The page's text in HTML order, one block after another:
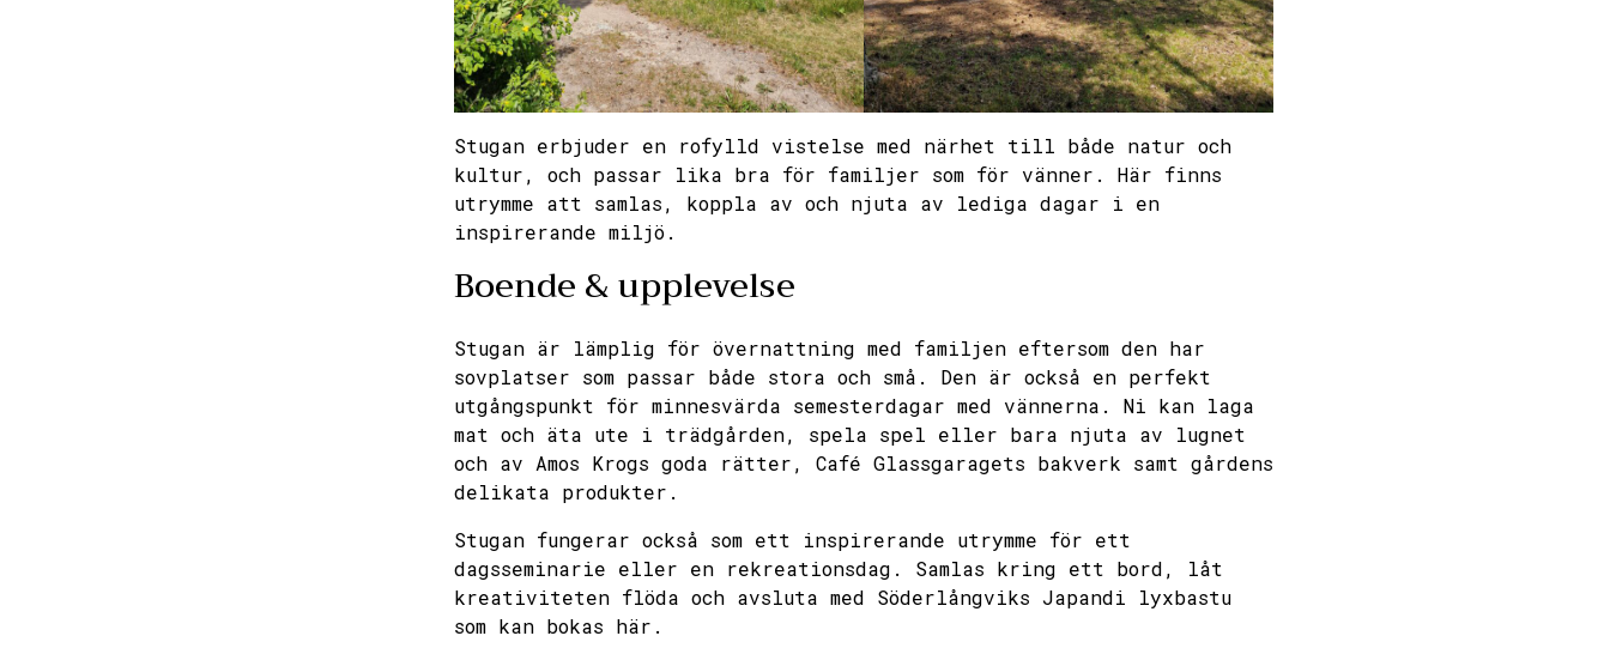
31 1 2 3 4 5 6
Stugan erbjuder en rofylld vistelse med närhet till både natur och
kultur, och passar lika bra för familjer som för vänner. Här finns
utrymme att samlas, koppla av och njuta av lediga dagar i en
inspirerande miljö.
Boende & upplevelse
Stugan är lämplig för övernattning med familjen eftersom den har
sovplatser som passar både stora och små. Den är också en perfekt
utgångspunkt för minnesvärda semesterdagar med vännerna. Ni kan laga
mat och äta ute i trädgården, spela spel eller bara njuta av lugnet
och av Amos Krogs goda rätter, Café Glassgaragets bakverk samt gårdens
delikata produkter.
Stugan fungerar också som ett inspirerande utrymme för ett
dagsseminarie eller en rekreationsdag. Samlas kring ett bord, låt
kreativiteten flöda och avsluta med Söderlångviks Japandi lyxbastu
som kan bokas här.